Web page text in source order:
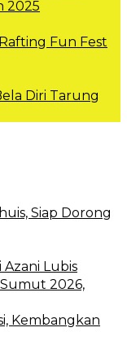
2025
Fun Fest
Diri Tarung
Siap Dorong
Lubis
2026,
Kembangkan